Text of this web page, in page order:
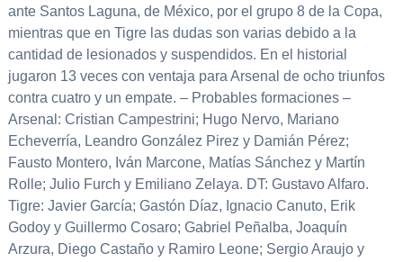
ante Santos Laguna, de México, por el grupo 8 de la Copa,
mientras que en Tigre las dudas son varias debido a la
cantidad de lesionados y suspendidos. En el historial
jugaron 13 veces con ventaja para Arsenal de ocho triunfos
contra cuatro y un empate. – Probables formaciones –
Arsenal: Cristian Campestrini; Hugo Nervo, Mariano
Echeverría, Leandro González Pirez y Damián Pérez;
Fausto Montero, Iván Marcone, Matías Sánchez y Martín
Rolle; Julio Furch y Emiliano Zelaya. DT: Gustavo Alfaro.
Tigre: Javier García; Gastón Díaz, Ignacio Canuto, Erik
Godoy y Guillermo Cosaro; Gabriel Peñalba, Joaquín
Arzura, Diego Castaño y Ramiro Leone; Sergio Araujo y